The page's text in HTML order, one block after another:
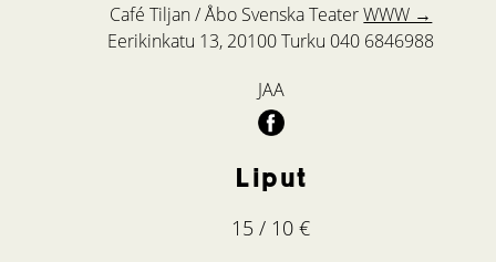
Café Tiljan / Åbo Svenska TeaterWWW →
Eerikinkatu 13, 20100 Turku 040 6846988
JAA
Liput
15 / 10 €